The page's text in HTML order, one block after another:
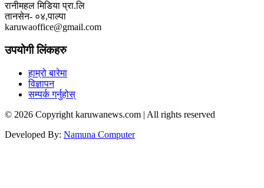
रानीमहल मिडिया प्रा.लि
तानसेन- ०४,पाल्पा
karuwaoffice@gmail.com
उपयोगी लिंकहरु
हाम्रो बारेमा
विज्ञापन
सम्पर्क गर्नुहोस्
© 2026 Copyright karuwanews.com | All rights reserved
Developed By: Namuna Computer